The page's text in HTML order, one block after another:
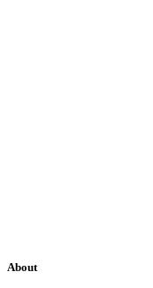
About